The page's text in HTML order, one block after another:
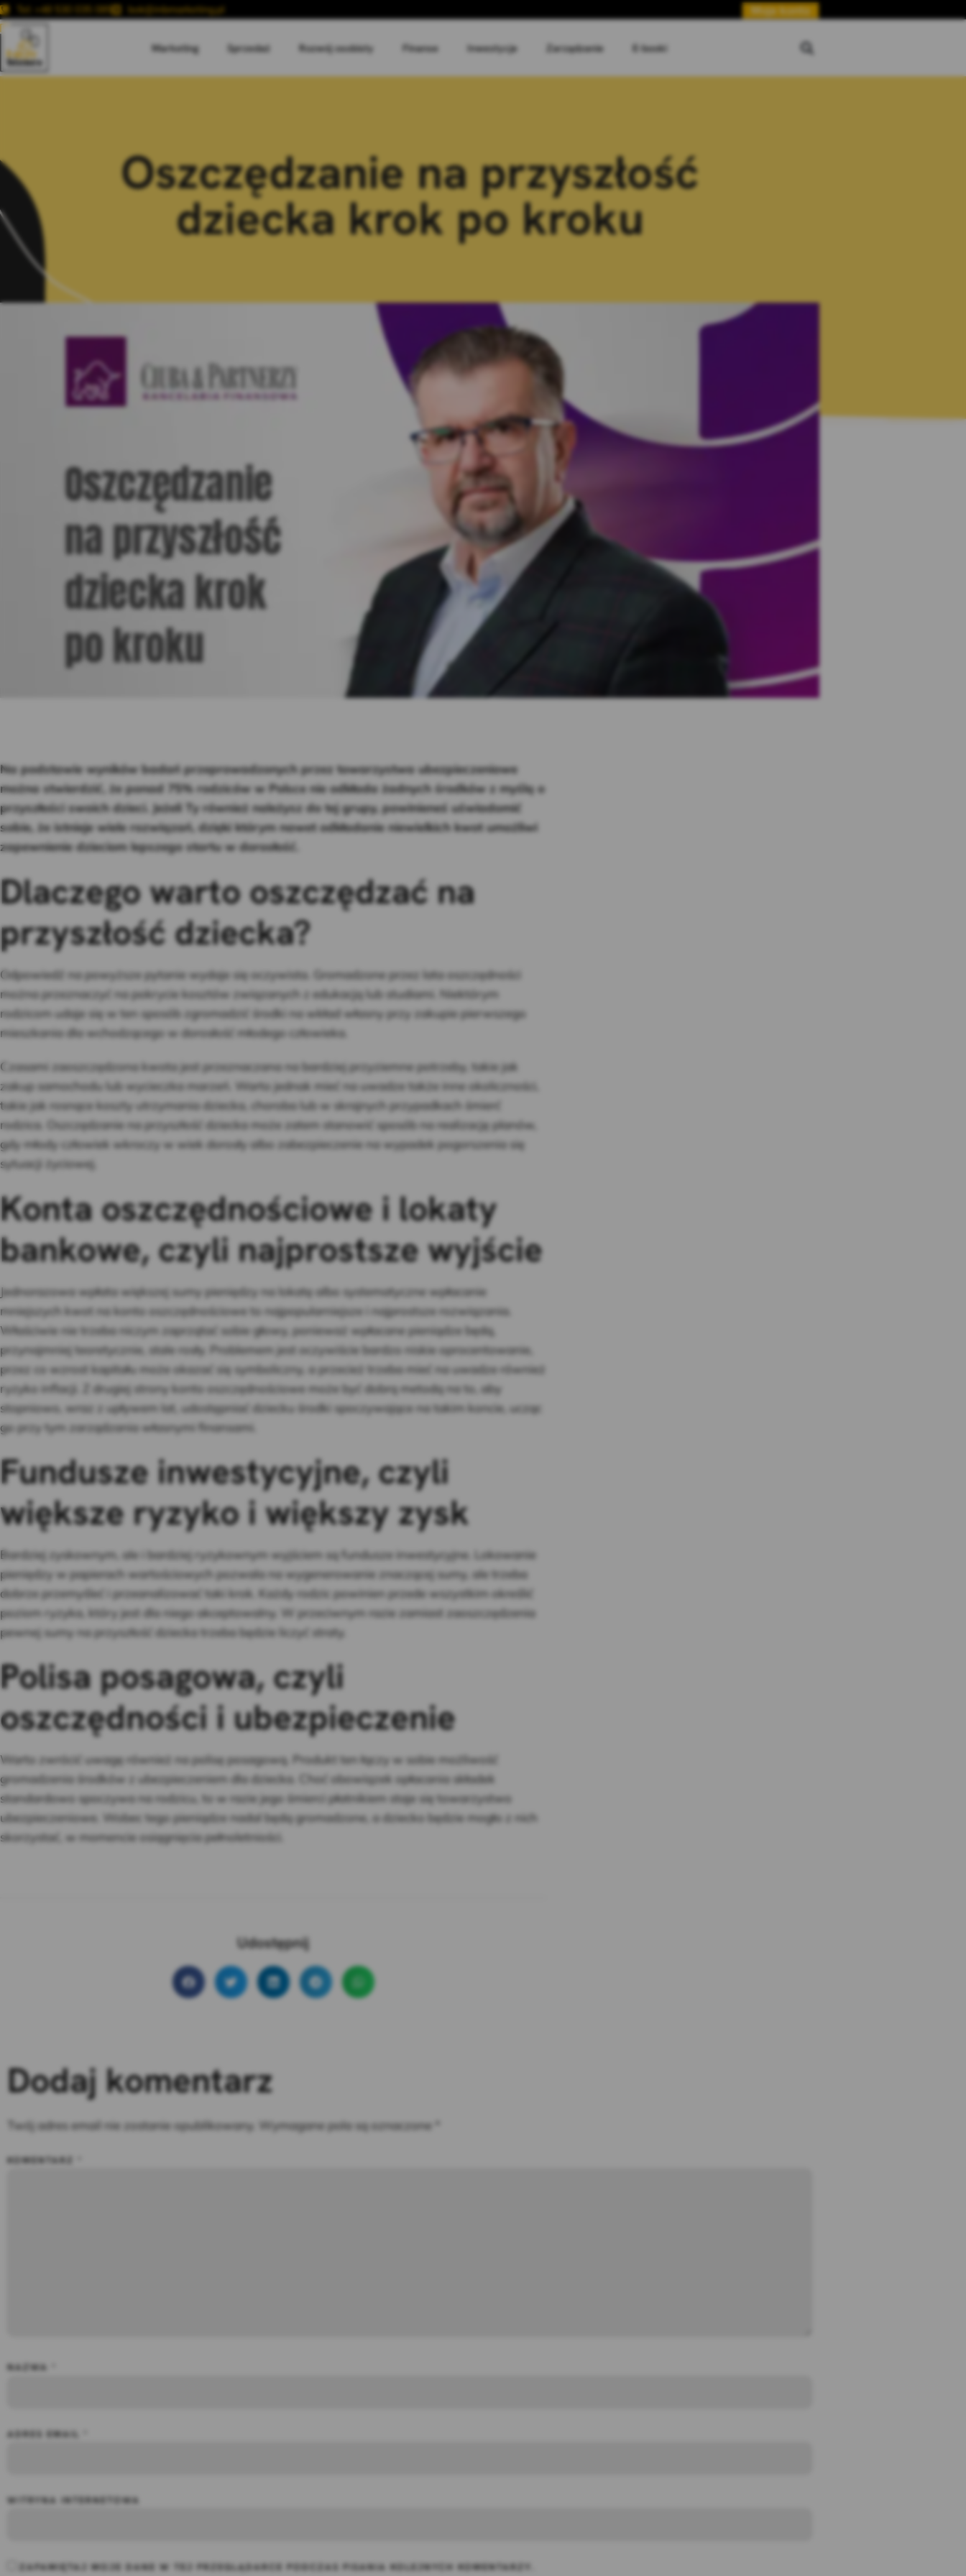
Tel: +48 530 035 085 bok@inbmarketing.pl Moje konto
Marketing Sprzedaż Rozwój osobisty Finanse Inwestycje Zarządzanie E-booki
Oszczędzanie na przyszłość
dziecka krok po kroku
Na podstawie wyników badań przeprowadzonych przez towarzystwa ubezpieczeniowe
można stwierdzić, że ponad 75% rodziców w Polsce nie odkłada żadnych środków z myślą o
przyszłości swoich dzieci. Jeżeli Ty również należysz do tej grupy, powinieneś uświadomić
sobie, że istnieje wiele rozwiązań, dzięki którym nawet odkładanie niewielkich kwot umożliwi
zapewnienie dzieciom lepszego startu w dorosłość.
Dlaczego warto oszczędzać na
przyszłość dziecka?
Odpowiedź na powyższe pytanie wydaje się oczywista. Gromadzone przez lata oszczędności
można przeznaczyć na pokrycie kosztów związanych z edukacją lub studiami. Niektórym
rodzicom udaje się w ten sposób zgromadzić środki na wkład własny przy zakupie pierwszego
mieszkania dla wchodzącego w dorosłość młodego człowieka.
Czasami zaoszczędzona kwota jest przeznaczana na bardziej przyziemne potrzeby, takie jak
zakup samochodu lub wycieczka marzeń. Warto jednak mieć na uwadze także inne okoliczności,
takie jak rosnące koszty utrzymania dziecka, choroba lub w skrajnych przypadkach śmierć
rodzica. Oszczędzanie na przyszłość dziecka może zatem stanowić sposób na realizację planów,
gdy młody człowiek wkroczy w wiek dorosły albo zabezpieczenie na wypadek pogorszenia się
sytuacji życiowej.
Konta oszczędnościowe i lokaty
bankowe, czyli najprostsze wyjście
Jednorazowa wpłata większej sumy pieniędzy na lokatę albo systematyczne wpłacanie
mniejszych kwot na konto oszczędnościowe to najpopularniejsze i najprostsze rozwiązania.
Właściwie nie trzeba niczym zaprzątać sobie głowy, ponieważ wpłacane pieniądze będą,
przynajmniej teoretycznie, stale rosły. Problemem jest oczywiście bardzo niskie oprocentowanie,
przez co wzrost kapitału może okazać się symboliczny, a przecież trzeba mieć na uwadze również
ryzyko inflacji. Z drugiej strony konto oszczędnościowe może być dobrą metodą na to, aby
stopniowo, wraz z upływem lat, udostępniać dziecku środki spoczywające na takim koncie, ucząc
go przy tym zarządzania własnymi finansami.
Fundusze inwestycyjne, czyli
większe ryzyko i większy zysk
Bardziej zyskownym, ale i bardziej ryzykownym wyjściem są fundusze inwestycyjne. Lokowanie
pieniędzy w papierach wartościowych pozwala na wygenerowanie znaczącej sumy, ale trzeba
dobrze przemyśleć i przeanalizować taki krok. Każdy rodzic powinien przede wszystkim określić
poziom ryzyka, który jest dla niego akceptowalny. W przeciwnym razie zamiast zaoszczędzenia
pewnej sumy na przyszłość dziecka trzeba będzie liczyć straty.
Polisa posagowa, czyli
oszczędności i ubezpieczenie
Warto zwrócić uwagę również na polisę posagową. Produkt ten łączy w sobie możliwość
gromadzenia środków z ubezpieczeniem dla dziecka. Choć obowiązek opłacania składek
standardowo spoczywa na rodzicu, to w razie jego śmierci płatnikiem staje się towarzystwo
ubezpieczeniowe. Wobec tego pieniądze nadal będą gromadzone, a dziecko będzie mogło z nich
skorzystać, w momencie osiągnięcia pełnoletniości.
Udostępnij
Dodaj komentarz
Twój adres email nie zostanie opublikowany. Wymagane pola są oznaczone
KOMENTARZ
NAZWA
ADRES EMAIL
WITRYNA INTERNETOWA
ZAPAMIĘTAJ MOJE DANE W TEJ PRZEGLĄDARCE PODCZAS PISANIA KOLEJNYCH KOMENTARZY.